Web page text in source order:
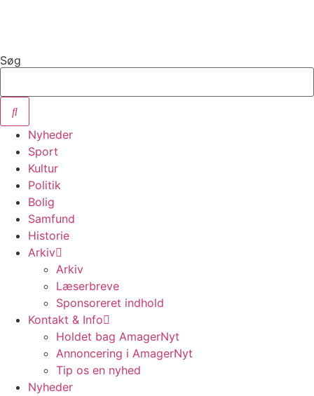
Søg
Nyheder
Sport
Kultur
Politik
Bolig
Samfund
Historie
Arkiv
Arkiv
Læserbreve
Sponsoreret indhold
Kontakt & Info
Holdet bag AmagerNyt
Annoncering i AmagerNyt
Tip os en nyhed
Nyheder